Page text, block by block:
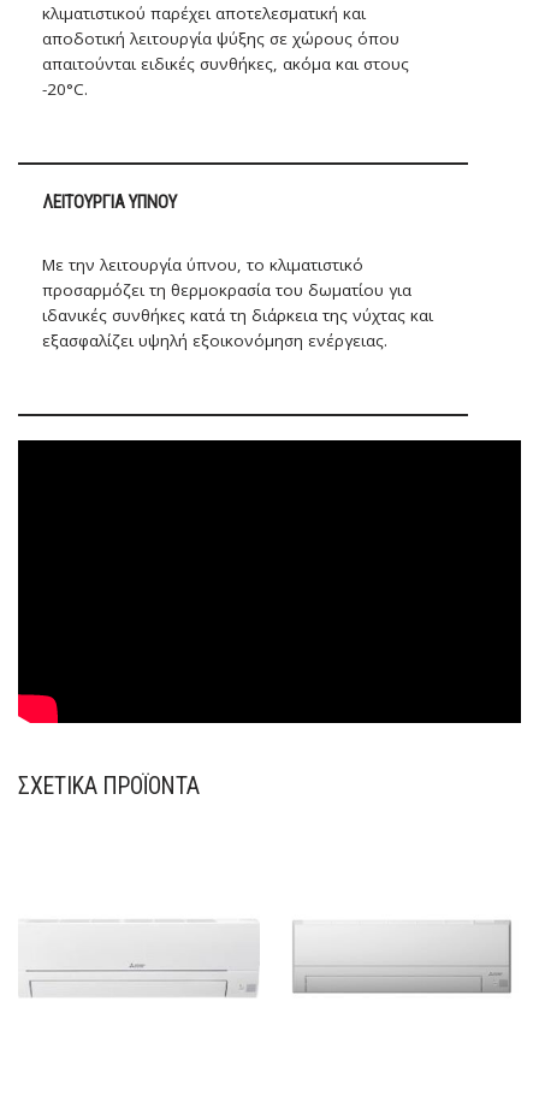
κλιματιστικού παρέχει αποτελεσματική και
αποδοτική λειτουργία ψύξης σε χώρους όπου
απαιτούνται ειδικές συνθήκες, ακόμα και στους
-20°C.
ΛΕΙΤΟΥΡΓΊΑ ΎΠΝΟΥ
Με την λειτουργία ύπνου, το κλιματιστικό
προσαρμόζει τη θερμοκρασία του δωματίου για
ιδανικές συνθήκες κατά τη διάρκεια της νύχτας και
εξασφαλίζει υψηλή εξοικονόμηση ενέργειας.
ΣΧΕΤΙΚΆ ΠΡΟΪΌΝΤΑ